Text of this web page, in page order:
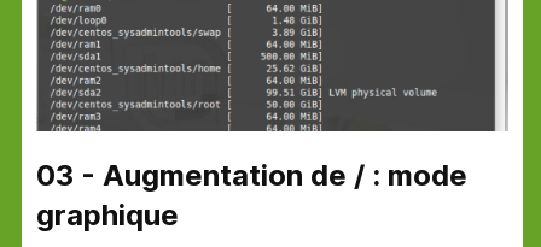
03 - Augmentation de / : mode
graphique